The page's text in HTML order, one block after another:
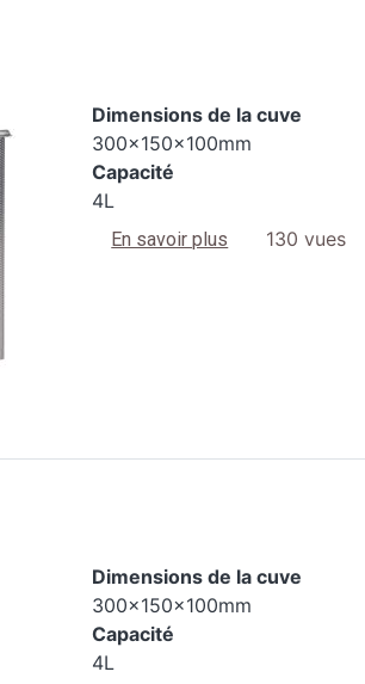
Dimensions de la cuve
300x150x100mm
Capacité
4L
En savoir plus sur 2400 S4
130 vues
Dimensions de la cuve
300x150x100mm
Capacité
4L